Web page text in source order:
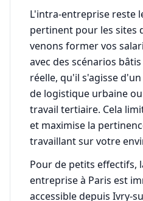
L'intra-entreprise reste
pertinent pour les sites
venons former vos
avec des scénarios
réelle, qu'il s'agisse
de logistique urbaine
travail tertiaire. Cela
et maximise la
travaillant sur votre
Pour de petits effectifs,
entreprise à Paris est
accessible depuis Ivry-